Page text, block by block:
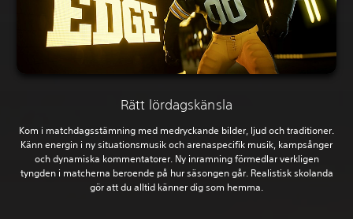
Rätt lördagskänsla
Kom i matchdagsstämning med medryckande bilder, ljud och traditioner.
Känn energin i ny situationsmusik och arenaspecifik musik, kampsånger
och dynamiska kommentatorer. Ny inramning förmedlar verkligen
tyngden i matcherna beroende på hur säsongen går. Realistisk skolanda
gör att du alltid känner dig som hemma.